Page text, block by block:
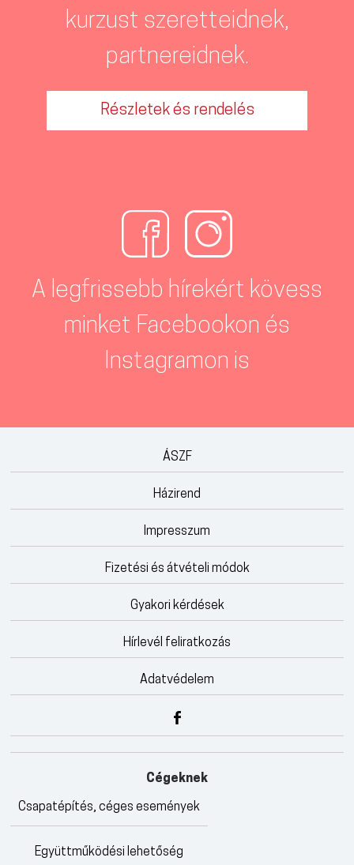
kurzust szeretteidnek,
partnereidnek.
Részletek és rendelés
A legfrissebb hírekért kövess
minket Facebookon és
Instagramon is
ÁSZF
Házirend
Impresszum
Fizetési és átvételi módok
Gyakori kérdések
Hírlevél feliratkozás
Adatvédelem
Cégeknek
Csapatépítés, céges események
Együttműködési lehetőség